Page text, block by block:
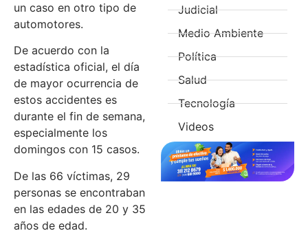
un caso en otro tipo de
automotores.
De acuerdo con la
estadística oficial, el día
de mayor ocurrencia de
estos accidentes es
durante el fin de semana,
especialmente los
domingos con 15 casos.
De las 66 víctimas, 29
personas se encontraban
en las edades de 20 y 35
años de edad.
Judicial
Medio Ambiente
Política
Salud
Tecnología
Videos